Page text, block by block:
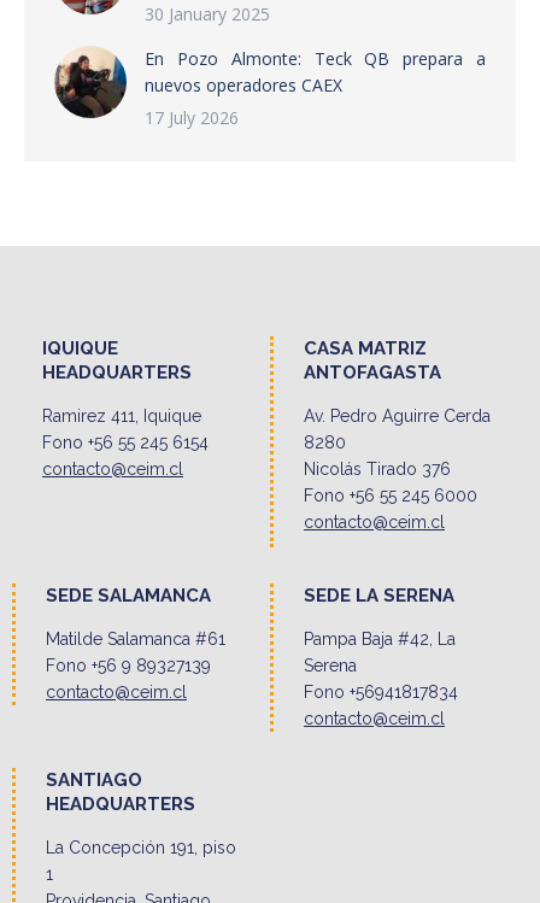
30 January 2025
En Pozo Almonte: Teck QB prepara a
nuevos operadores CAEX
17 July 2026
IQUIQUE
HEADQUARTERS
Ramirez 411, Iquique
Fono +56 55 245 6154
contacto@ceim.cl
CASA MATRIZ
ANTOFAGASTA
Av. Pedro Aguirre Cerda
8280
Nicolás Tirado 376
Fono +56 55 245 6000
contacto@ceim.cl
SEDE SALAMANCA
Matilde Salamanca #61
Fono +56 9 89327139
contacto@ceim.cl
SEDE LA SERENA
Pampa Baja #42, La
Serena
Fono +56941817834
contacto@ceim.cl
SANTIAGO
HEADQUARTERS
La Concepción 191, piso
1